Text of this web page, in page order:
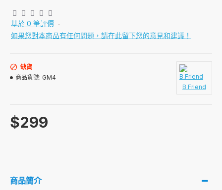
基於 0 筆評價 -
如果您對本商品有任何問題，請在此留下您的意見和建議！
$299
缺貨
商品貨號: GM4
B.Friend
商品簡介